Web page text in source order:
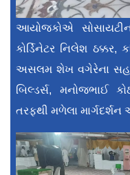
આયોજકોએ
કોર્ડિનેટર નિલેશ
અસલમ શેખ વગેરેના
બિલ્ડર્સ, મનોજભાઈ
તરફથી મળેલા